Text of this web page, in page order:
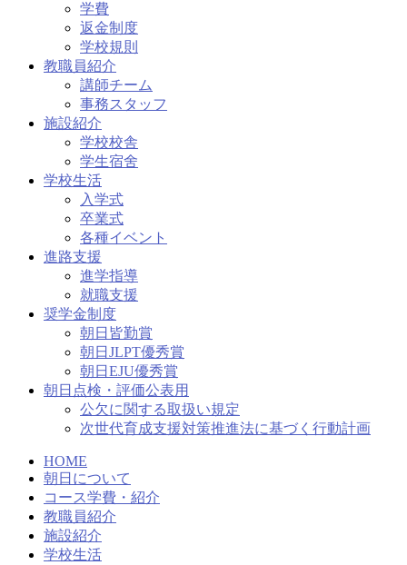
学費
返金制度
学校規則
教職員紹介
講師チーム
事務スタッフ
施設紹介
学校校舎
学生宿舍
学校生活
入学式
卒業式
各種イベント
進路支援
進学指導
就職支援
奨学金制度
朝日皆勤賞
朝日JLPT優秀賞
朝日EJU優秀賞
朝日点検・評価公表用
公欠に関する取扱い規定
次世代育成支援対策推進法に基づく行動計画
HOME
朝日について
コース学費・紹介
教職員紹介
施設紹介
学校生活